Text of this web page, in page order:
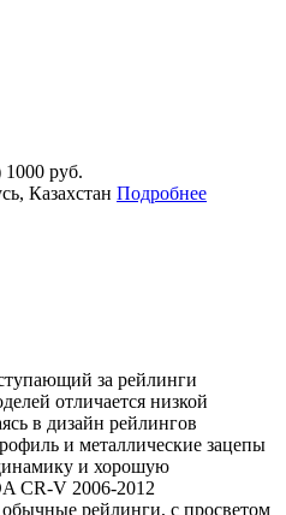
1000 руб.
Казахстан Подробнее
за рейлинги
отличается низкой
в дизайн рейлингов
и металлические зацепы
и хорошую
CR-V 2006-2012
обычные рейлинги, с просветом